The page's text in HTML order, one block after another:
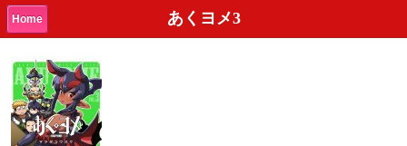
Home あくヨメ3